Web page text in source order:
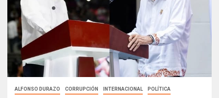
ALFONSO DURAZO CORRUPCIÓN INTERNACIONAL POLÍTICA